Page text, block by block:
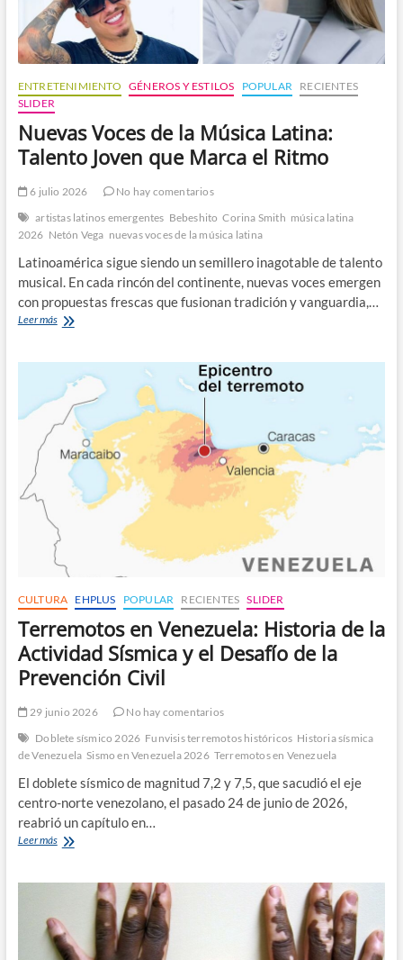
ENTRETENIMIENTO GÉNEROS Y ESTILOS POPULAR
RECIENTES
SLIDER
Nuevas Voces de la Música Latina:
Talento Joven que Marca el Ritmo
6 julio 2026
No hay comentarios
artistas latinos emergentes Bebeshito Corina Smith música latina
2026 Netón Vega nuevas voces de la música latina
Latinoamérica sigue siendo un semillero inagotable de talento
musical. En cada rincón del continente, nuevas voces emergen
con propuestas frescas que fusionan tradición y vanguardia,…
Leer másNuevas
la
Música
Latina:
Talento
Joven
que
Marca
Ritmo
CULTURA EHPLUS POPULAR RECIENTES SLIDER
Terremotos en Venezuela: Historia de la
Actividad Sísmica y el Desafío de la
Prevención Civil
29 junio 2026
No hay comentarios
Doblete sísmico 2026 Funvisis terremotos históricos Historia sísmica
de Venezuela Sismo en Venezuela 2026 Terremotos en Venezuela
El doblete sísmico de magnitud 7,2 y 7,5, que sacudió el eje
centro-norte venezolano, el pasado 24 de junio de 2026,
reabrió un capítulo en…
Leer másTerremotos
la
Actividad
Sísmica